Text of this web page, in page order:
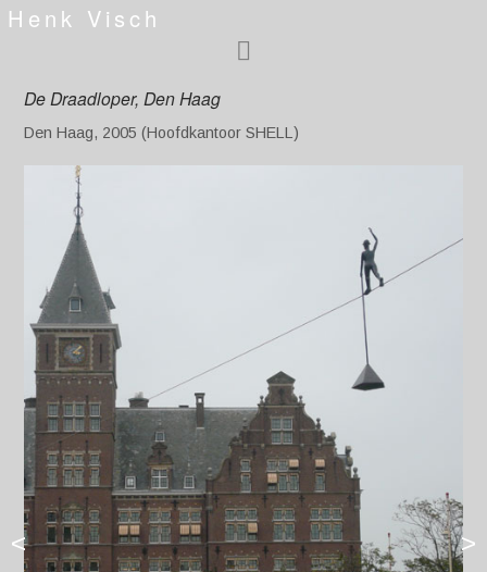
Henk Visch
>
<
De Draadloper, Den Haag
Den Haag, 2005 (Hoofdkantoor SHELL)